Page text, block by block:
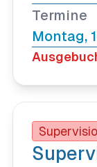
Termine
Montag,